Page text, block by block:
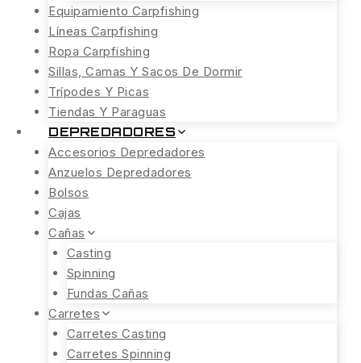
Equipamiento Carpfishing
Líneas Carpfishing
Ropa Carpfishing
Sillas, Camas Y Sacos De Dormir
Trípodes Y Picas
Tiendas Y Paraguas
DEPREDADORES
Accesorios Depredadores
Anzuelos Depredadores
Bolsos
Cajas
Cañas
Casting
Spinning
Fundas Cañas
Carretes
Carretes Casting
Carretes Spinning